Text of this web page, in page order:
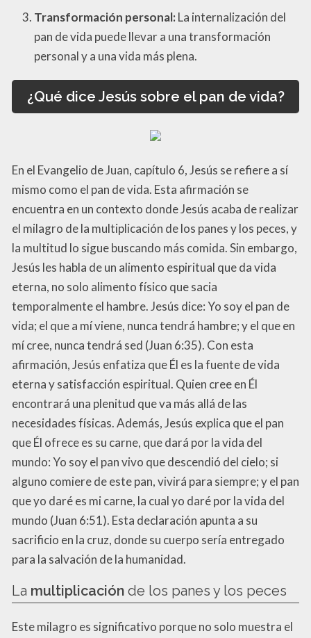
Transformación personal: La internalización del
pan de vida puede llevar a una transformación
personal y a una vida más plena.
¿Qué dice Jesús sobre el pan de vida?
En el Evangelio de Juan, capítulo 6, Jesús se refiere a sí
mismo como el pan de vida. Esta afirmación se
encuentra en un contexto donde Jesús acaba de realizar
el milagro de la multiplicación de los panes y los peces, y
la multitud lo sigue buscando más comida. Sin embargo,
Jesús les habla de un alimento espiritual que da vida
eterna, no solo alimento físico que sacia
temporalmente el hambre. Jesús dice: Yo soy el pan de
vida; el que a mí viene, nunca tendrá hambre; y el que en
mí cree, nunca tendrá sed (Juan 6:35). Con esta
afirmación, Jesús enfatiza que Él es la fuente de vida
eterna y satisfacción espiritual. Quien cree en Él
encontrará una plenitud que va más allá de las
necesidades físicas. Además, Jesús explica que el pan
que Él ofrece es su carne, que dará por la vida del
mundo: Yo soy el pan vivo que descendió del cielo; si
alguno comiere de este pan, vivirá para siempre; y el pan
que yo daré es mi carne, la cual yo daré por la vida del
mundo (Juan 6:51). Esta declaración apunta a su
sacrificio en la cruz, donde su cuerpo sería entregado
para la salvación de la humanidad.
La multiplicación de los panes y los peces
Este milagro es significativo porque no solo muestra el